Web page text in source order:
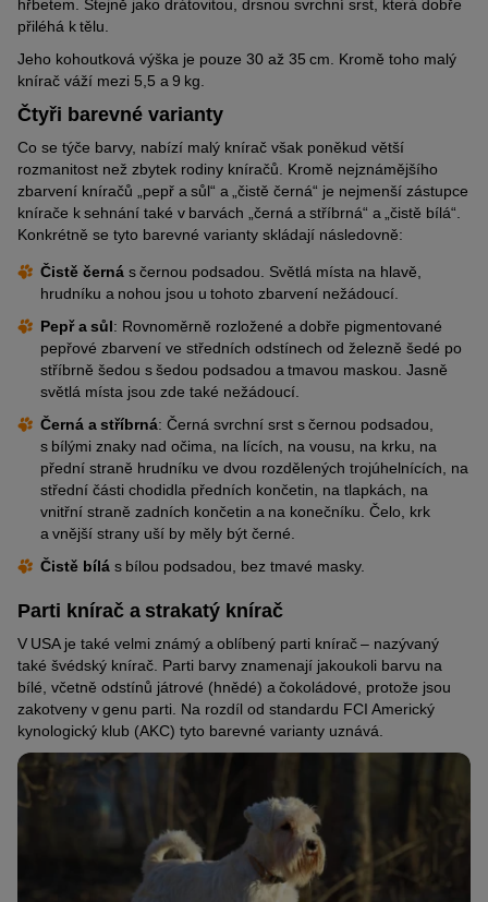
hřbetem. Stejně jako drátovitou, drsnou svrchní srst, která dobře
přiléhá k tělu.
Jeho kohoutková výška je pouze 30 až 35 cm. Kromě toho malý
knírač váží mezi 5,5 a 9 kg.
Čtyři barevné varianty
Co se týče barvy, nabízí malý knírač však poněkud větší
rozmanitost než zbytek rodiny kníračů. Kromě nejznámějšího
zbarvení kníračů „pepř a sůl“ a „čistě černá“ je nejmenší zástupce
knírače k sehnání také v barvách „černá a stříbrná“ a „čistě bílá“.
Konkrétně se tyto barevné varianty skládají následovně:
Čistě černá s černou podsadou. Světlá místa na hlavě,
hrudníku a nohou jsou u tohoto zbarvení nežádoucí.
Pepř a sůl: Rovnoměrně rozložené a dobře pigmentované
pepřové zbarvení ve středních odstínech od železně šedé po
stříbrně šedou s šedou podsadou a tmavou maskou. Jasně
světlá místa jsou zde také nežádoucí.
Černá a stříbrná: Černá svrchní srst s černou podsadou,
s bílými znaky nad očima, na lících, na vousu, na krku, na
přední straně hrudníku ve dvou rozdělených trojúhelnících, na
střední části chodidla předních končetin, na tlapkách, na
vnitřní straně zadních končetin a na konečníku. Čelo, krk
a vnější strany uší by měly být černé.
Čistě bílá s bílou podsadou, bez tmavé masky.
Parti knírač a strakatý knírač
V USA je také velmi známý a oblíbený parti knírač – nazývaný
také švédský knírač. Parti barvy znamenají jakoukoli barvu na
bílé, včetně odstínů játrové (hnědé) a čokoládové, protože jsou
zakotveny v genu parti. Na rozdíl od standardu FCI Americký
kynologický klub (AKC) tyto barevné varianty uznává.